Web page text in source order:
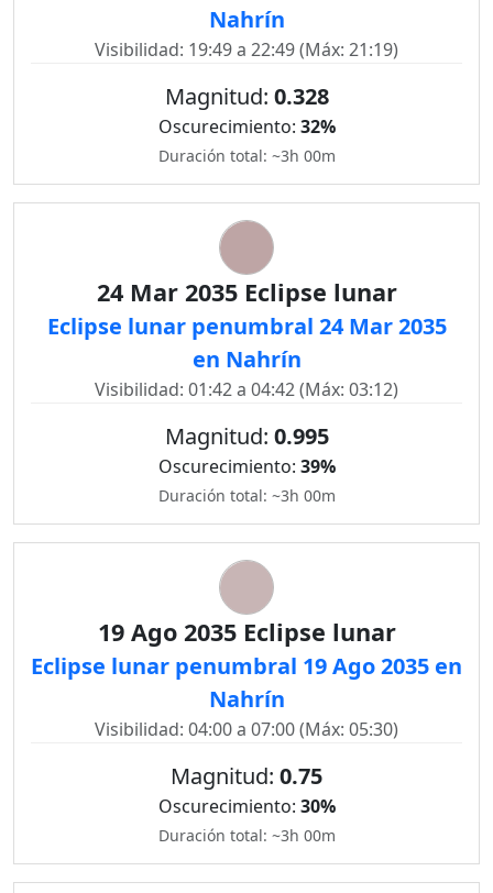
Nahrín
Visibilidad: 19:49 a 22:49 (Máx: 21:19)
Magnitud: 0.328
Oscurecimiento: 32%
Duración total: ~3h 00m
24 Mar 2035 Eclipse lunar
Eclipse lunar penumbral 24 Mar 2035
en Nahrín
Visibilidad: 01:42 a 04:42 (Máx: 03:12)
Magnitud: 0.995
Oscurecimiento: 39%
Duración total: ~3h 00m
19 Ago 2035 Eclipse lunar
Eclipse lunar penumbral 19 Ago 2035 en
Nahrín
Visibilidad: 04:00 a 07:00 (Máx: 05:30)
Magnitud: 0.75
Oscurecimiento: 30%
Duración total: ~3h 00m